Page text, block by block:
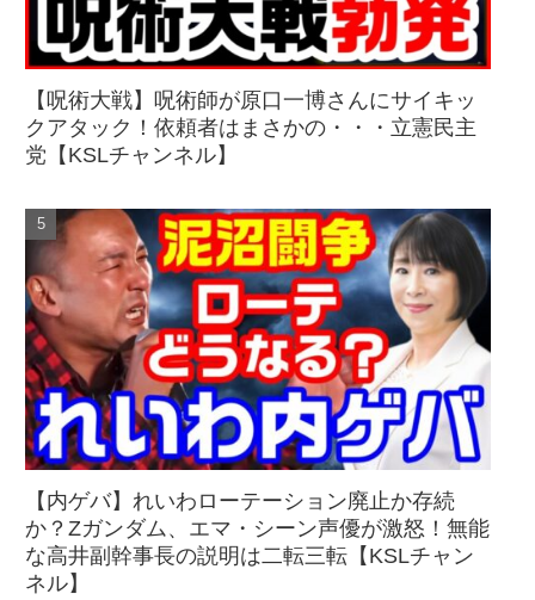
【呪術大戦】呪術師が原口一博さんにサイキッ
クアタック！依頼者はまさかの・・・立憲民主
党【KSLチャンネル】
【内ゲバ】れいわローテーション廃止か存続
か？Zガンダム、エマ・シーン声優が激怒！無能
な高井副幹事長の説明は二転三転【KSLチャン
ネル】